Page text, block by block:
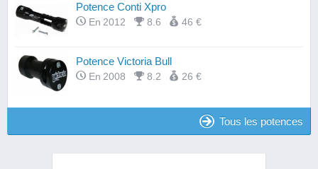
Potence Conti Xpro
En 2012 8.6 46 €
Potence Victoria Bull
En 2008 8.2 26 €
Tous les potences